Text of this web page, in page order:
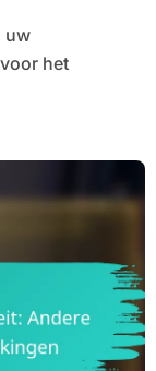
het